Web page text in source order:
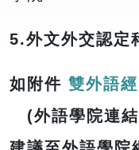
5.外文外交認定
如附件 雙外語
(外語學院連結